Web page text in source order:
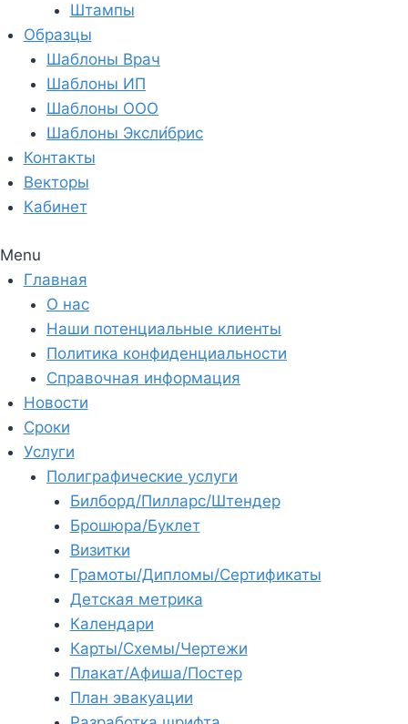
Штампы
Образцы
Шаблоны Врач
Шаблоны ИП
Шаблоны ООО
Шаблоны Эксли́брис
Контакты
Векторы
Кабинет
Menu
Главная
О нас
Наши потенциальные клиенты
Политика конфиденциальности
Справочная информация
Новости
Сроки
Услуги
Полиграфические услуги
Билборд/Пилларс/Штендер
Брошюра/Буклет
Визитки
Грамоты/Дипломы/Сертификаты
Детская метрика
Календари
Карты/Схемы/Чертежи
Плакат/Афиша/Постер
План эвакуации